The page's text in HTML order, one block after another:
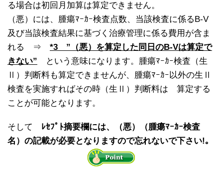
る場合は初回月加算は算定できません。
（悪）には、腫瘍ﾏｰｶｰ検査点数、当該検査に係るB-V
及び当該検査結果に基づく治療管理に係る費用が含ま
れる ⇒ *3 ”（悪）を算定した同日のB-Vは算定で
きない” という意味になります。腫瘍ﾏｰｶｰ検査（生
Ⅱ）判断料も算定できませんが、腫瘍ﾏｰｶｰ以外の生Ⅱ
検査を実施すればその時（生Ⅱ）判断料は 算定する
ことが可能となります。
そして ﾚｾﾌﾟﾄ摘要欄には、（悪）（腫瘍ﾏｰｶｰ検査
名）の記載が必要となりますので忘れないで下さい!｡